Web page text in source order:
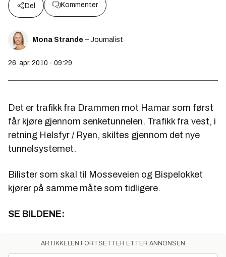
Del Kommenter
Mona Strande – Journalist
26. apr. 2010 - 09:29
Det er trafikk fra Drammen mot Hamar som først
får kjøre gjennom senketunnelen. Trafikk fra vest, i
retning Helsfyr / Ryen, skiltes gjennom det nye
tunnelsystemet.
Bilister som skal til Mosseveien og Bispelokket
kjører på samme måte som tidligere.
SE BILDENE:
ARTIKKELEN FORTSETTER ETTER ANNONSEN